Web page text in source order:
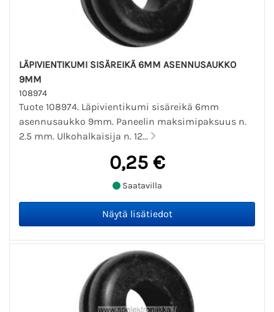
LÄPIVIENTIKUMI SISÄREIKÄ 6MM ASENNUSAUKKO
9MM
108974
Tuote 108974. Läpivientikumi sisäreikä 6mm
asennusaukko 9mm. Paneelin maksimipaksuus n.
2.5 mm. Ulkohalkaisija n. 12...
0,25 €
Saatavilla